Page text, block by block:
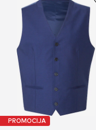
PROMOCIJA